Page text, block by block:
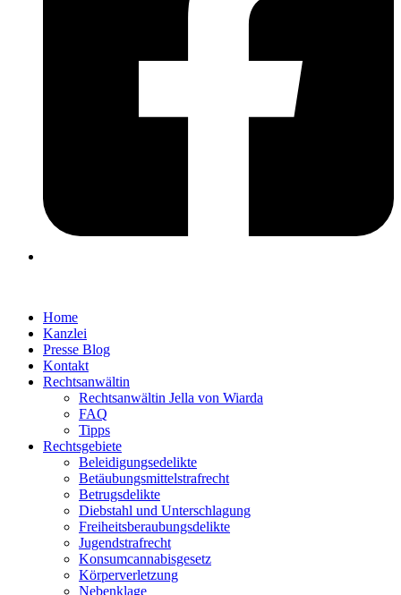
Home
Kanzlei
Presse Blog
Kontakt
Rechtsanwältin
Rechtsanwältin Jella von Wiarda
FAQ
Tipps
Rechtsgebiete
Beleidigungsedelikte
Betäubungsmittelstrafrecht
Betrugsdelikte
Diebstahl und Unterschlagung
Freiheitsberaubungsdelikte
Jugendstrafrecht
Konsumcannabisgesetz
Körperverletzung
Nebenklage